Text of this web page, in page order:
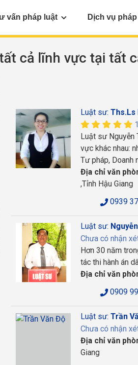
vấn pháp luật Dịch vụ
cả lĩnh vực tại tất
Luật sư: Ths.Ls
Luật sư Nguyễn
vực khác nhau:
Tư pháp, Doanh
Địa chỉ văn
,Tỉnh Hậu Giang
0939
Luật sư:
Chưa có nhận
Hơn 30 năm
tác thi hành án
Địa chỉ văn
0909
Luật sư: Trần
Chưa có nhận
Địa chỉ văn
Giang